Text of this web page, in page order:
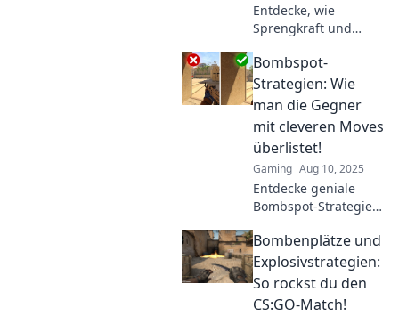
Entdecke, wie
Sprengkraft und
zusammenkommen,
um den perfekten
Bombenplatz zu
erreichen! Lass dich
inspirieren und lerne
die besten Tipps
kennen!
Bombspot-
Strategien: Wie
man die Gegner
mit cleveren Moves
überlistet!
Gaming Aug 10, 2025
Entdecke geniale
Bombspot-Strategien,
cleveren Moves
auszutricksen! Werde
zum Meister des
Spiels!
Bombenplätze und
Explosivstrategien:
So rockst du den
CS:GO-Match!